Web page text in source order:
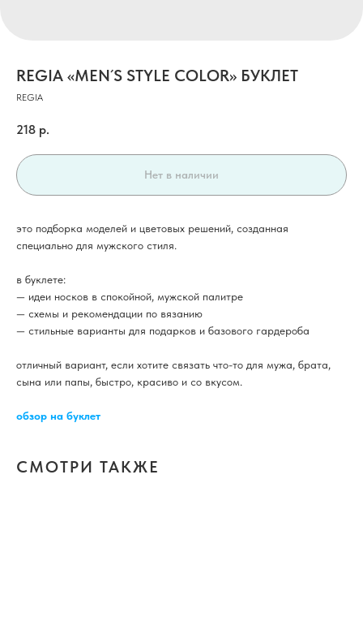
REGIA «MEN´S STYLE COLOR» БУКЛЕТ
REGIA
218 р.
Нет в наличии
это подборка моделей и цветовых решений, созданная
специально для мужского стиля.
в буклете:
— идеи носков в спокойной, мужской палитре
— схемы и рекомендации по вязанию
— стильные варианты для подарков и базового гардероба
отличный вариант, если хотите связать что-то для мужа, брата,
сына или папы, быстро, красиво и со вкусом.
обзор на буклет
СМОТРИ ТАКЖЕ